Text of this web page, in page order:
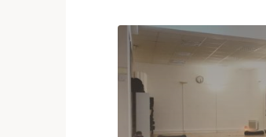
au
République"